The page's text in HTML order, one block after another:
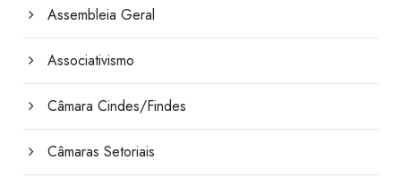
Assembleia Geral
Associativismo
Câmara Cindes/Findes
Câmaras Setoriais